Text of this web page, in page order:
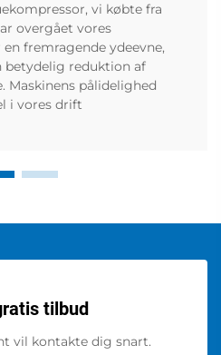
vi købte fra
overgået vores
fremragende ydeevne,
reduktion af
Maskinens pålidelighed
i vores drift
tilbud
vil kontakte dig snart.